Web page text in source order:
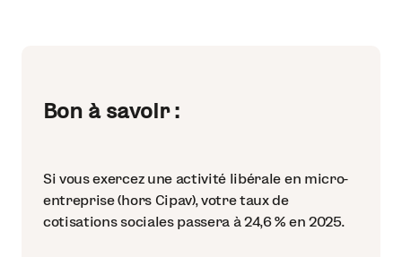
Bon à savoir :
Si vous exercez une activité libérale en micro-
entreprise (hors Cipav), votre taux de
cotisations sociales passera à 24,6 % en 2025.